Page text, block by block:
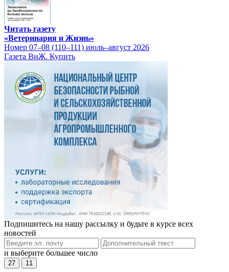
Читать газету
«Ветеринария и Жизнь»
Номер 07–08 (110–111) июль–август 2026
Газета ВиЖ. Купить
Подпишитесь на нашу рассылку и будьте в курсе всех
новостей
и выберите большее число
27 11